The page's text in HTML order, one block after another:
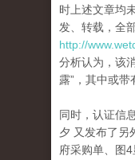
时上述文章均
发、转载，全
http://
分析认为，该
露”，其中或带
同时，认证信
夕 又发布了另
府采购单、图